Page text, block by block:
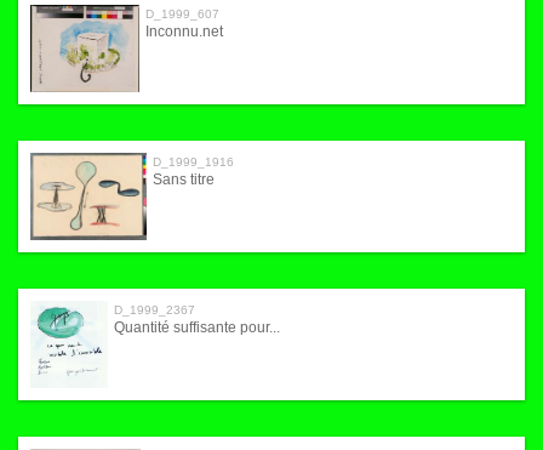
D_1999_607
Inconnu.net
D_1999_1916
Sans titre
D_1999_2367
Quantité suffisante pour...